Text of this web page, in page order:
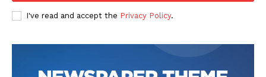
I've read and accept the Privacy Policy.